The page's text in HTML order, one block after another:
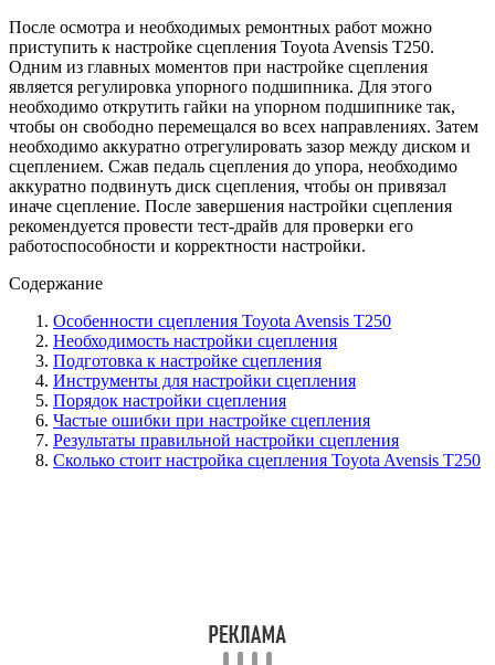
После осмотра и необходимых ремонтных работ можно
приступить к настройке сцепления Toyota Avensis T250.
Одним из главных моментов при настройке сцепления
является регулировка упорного подшипника. Для этого
необходимо открутить гайки на упорном подшипнике так,
чтобы он свободно перемещался во всех направлениях. Затем
необходимо аккуратно отрегулировать зазор между диском и
сцеплением. Сжав педаль сцепления до упора, необходимо
аккуратно подвинуть диск сцепления, чтобы он привязал
иначе сцепление. После завершения настройки сцепления
рекомендуется провести тест-драйв для проверки его
работоспособности и корректности настройки.
Содержание
Особенности сцепления Toyota Avensis T250
Необходимость настройки сцепления
Подготовка к настройке сцепления
Инструменты для настройки сцепления
Порядок настройки сцепления
Частые ошибки при настройке сцепления
Результаты правильной настройки сцепления
Сколько стоит настройка сцепления Toyota Avensis T250